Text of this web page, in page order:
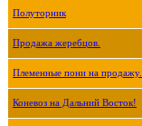
Полуторник
Продажа жеребцов.
Племенные пони на продажу.
Коневоз на Дальний Восток!